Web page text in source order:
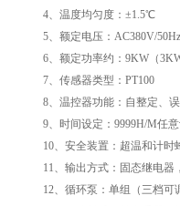
4、温度均匀度：±1.5℃
5、额定电压：AC380V/
6、额定功率约：9KW（
7、传感器类型：PT100
8、温控器功能：自整定、
9、时间设定：9999H/M任
10、安全装置：超温和计时
11、输出方式：固态继电器
12、循环泵：单组（三档可